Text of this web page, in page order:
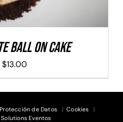
Ball On Cake
$13.00
de Datos | Cookies |
Solutions Eventos